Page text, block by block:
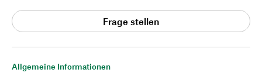
Allgemeine Informationen
Frage stellen